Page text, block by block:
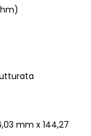
mm x 144,27